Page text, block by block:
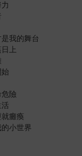
我的舞台
上
險
癱瘓
小世界